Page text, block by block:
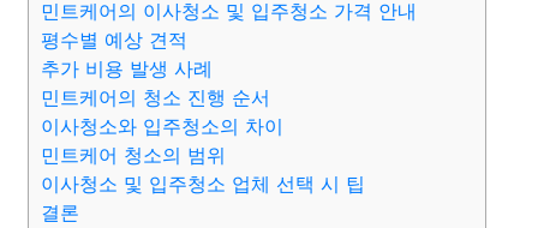
민트케어의 이사청소 및 입주청소 가격 안내
평수별 예상 견적
추가 비용 발생 사례
민트케어의 청소 진행 순서
이사청소와 입주청소의 차이
민트케어 청소의 범위
이사청소 및 입주청소 업체 선택 시 팁
결론